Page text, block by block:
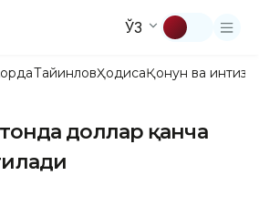
ЎЗ
ТайинловҲодисаҚонун ва
доллар қанча